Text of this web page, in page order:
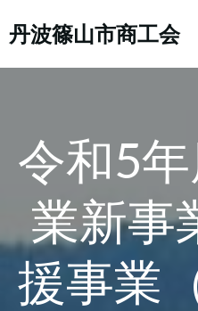
丹波篠山市商工会
令和5
業新事
援事業